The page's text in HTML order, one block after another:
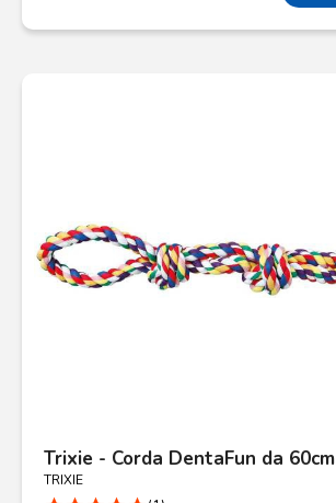
Trixie - Corda DentaFun da 60cm
TRIXIE